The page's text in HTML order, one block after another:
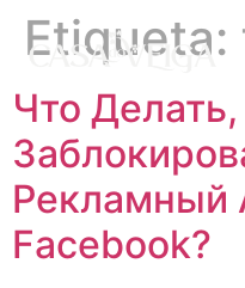
Etiqueta:
Что
Рекламный
Facebook?